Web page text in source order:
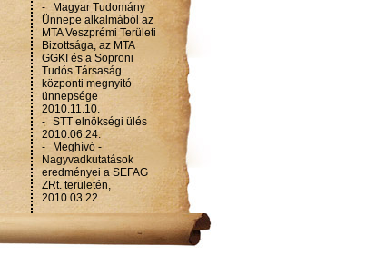
-
Magyar Tudomány
Ünnepe alkalmából az
MTA Veszprémi Területi
Bizottsága, az MTA
GGKI és a Soproni
Tudós Társaság
központi megnyitó
ünnepsége
2010.11.10.
- STT elnökségi ülés
2010.06.24.
-
Meghívó -
Nagyvadkutatások
eredményei a SEFAG
ZRt. területén,
2010.03.22.